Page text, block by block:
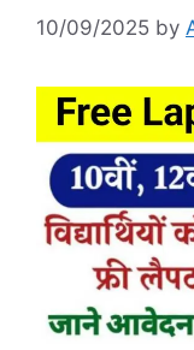
10/09/2025 by